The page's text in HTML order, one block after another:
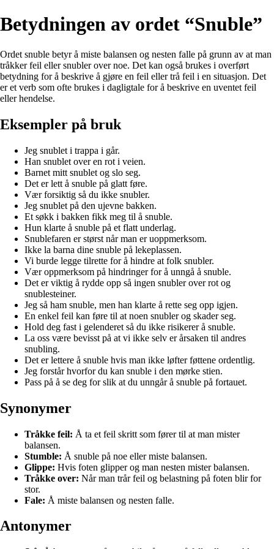
Betydningen av ordet “Snuble”
Ordet snuble betyr å miste balansen og nesten falle på grunn av at man
tråkker feil eller snubler over noe. Det kan også brukes i overført
betydning for å beskrive å gjøre en feil eller trå feil i en situasjon. Det
er et verb som ofte brukes i dagligtale for å beskrive en uventet feil
eller hendelse.
Eksempler på bruk
Jeg snublet i trappa i går.
Han snublet over en rot i veien.
Barnet mitt snublet og slo seg.
Det er lett å snuble på glatt føre.
Vær forsiktig så du ikke snubler.
Jeg snublet på den ujevne bakken.
Et søkk i bakken fikk meg til å snuble.
Hun klarte å snuble på et flatt underlag.
Snublefaren er størst når man er uoppmerksom.
Ikke la barna dine snuble på lekeplassen.
Vi burde legge tilrette for å hindre at folk snubler.
Vær oppmerksom på hindringer for å unngå å snuble.
Det er viktig å rydde opp så ingen snubler over rot og
snublesteiner.
Jeg så ham snuble, men han klarte å rette seg opp igjen.
En enkel feil kan føre til at noen snubler og skader seg.
Hold deg fast i gelenderet så du ikke risikerer å snuble.
La oss være bevisst på at vi ikke selv er årsaken til andres
snubling.
Det er lettere å snuble hvis man ikke løfter føttene ordentlig.
Jeg forstår hvorfor du kan snuble i den mørke stien.
Pass på å se deg for slik at du unngår å snuble på fortauet.
Synonymer
Tråkke feil: Å ta et feil skritt som fører til at man mister
balansen.
Stumble: Å snuble på noe eller miste balansen.
Glippe: Hvis foten glipper og man nesten mister balansen.
Tråkke over: Når man trår feil og belastning på foten blir for
stor.
Fale: Å miste balansen og nesten falle.
Antonymer